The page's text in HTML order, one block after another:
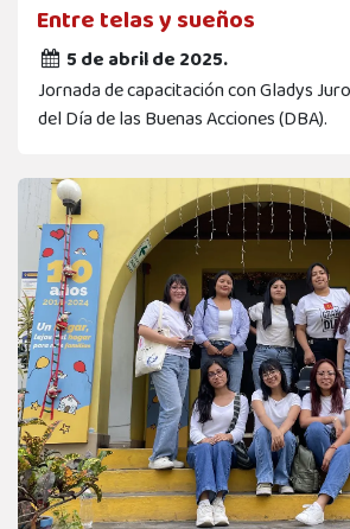
Entre telas y sueños
5 de abril de 2025.
Jornada de capacitación con Gladys
del Día de las Buenas Acciones (DBA).